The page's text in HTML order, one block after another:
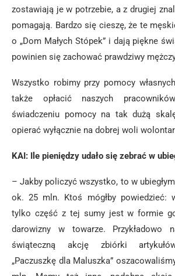
zostawiają je w potrzebie, a z drugiej
pomagają. Bardzo się cieszę, że te
o „Dom Małych Stópek” i dają piękne
powinien się zachować prawdziwy
Wszystko robimy przy pomocy
także opłacić naszych
świadczeniu pomocy na tak dużą
opierać wyłącznie na dobrej woli
KAI: Ile pieniędzy udało się zebrać w
– Jakby policzyć wszystko, to w
ok. 25 mln. Ktoś mógłby powiedzieć:
tylko część z tej sumy jest w formie
darowizny w towarze. Przykładowo
świąteczną akcję zbiórki
„Paczuszkę dla Maluszka”